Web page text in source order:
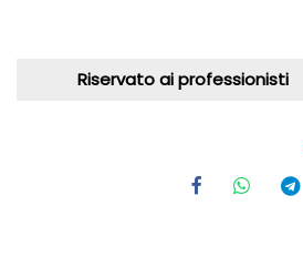
Riservato ai professionisti